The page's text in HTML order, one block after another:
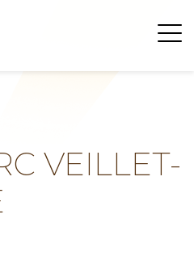
VEILLET-